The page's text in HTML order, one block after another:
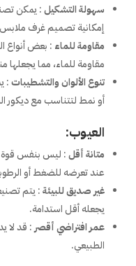
سهولة التشكيل: يمكن
إمكانية تصميم غرف
مقاومة للماء : بعض أنواع
مقاومة للماء، مما يجعلها
تنوع الألوان والتشطيبات:
أو نمط لتتناسب مع ديكور
العيوب:
متانة أقل: ليس بنفس قوة
عند تعرضه للضغط أو
غير صديق للبيئة: يتم
يجعله أقل استدامة.
عمر افتراضي أقصر : قد لا
الطبيعي.